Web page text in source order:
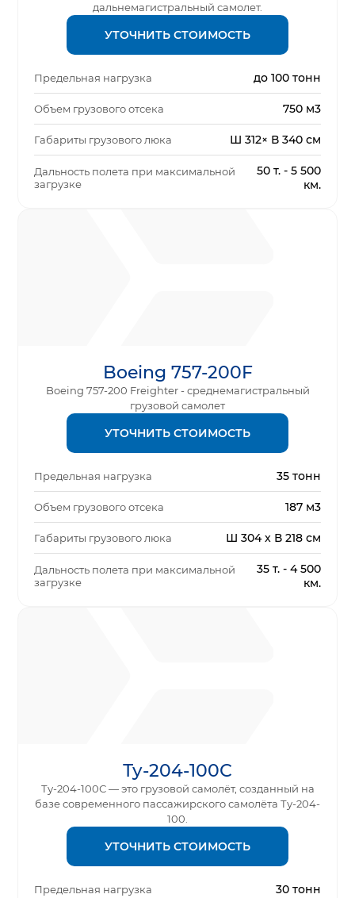
дальнемагистральный самолет.
УТОЧНИТЬ СТОИМОСТЬ
Предельная нагрузка до 100 тонн
Объем грузового отсека 750 м3
Габариты грузового люка Ш 312× В 340 см
Дальность полета при максимальной
загрузке
50 т. - 5 500
км.
Boeing 757-200F
Boeing 757-200 Freighter - среднемагистральный
грузовой самолет
УТОЧНИТЬ СТОИМОСТЬ
Предельная нагрузка 35 тонн
Объем грузового отсека 187 м3
Габариты грузового люка Ш 304 x В 218 см
Дальность полета при максимальной
загрузке
35 т. - 4 500
км.
Ту-204-100С
Ту-204-100С — это грузовой самолёт, созданный на
базе современного пассажирского самолёта Ту-204-
100.
УТОЧНИТЬ СТОИМОСТЬ
Предельная нагрузка 30 тонн